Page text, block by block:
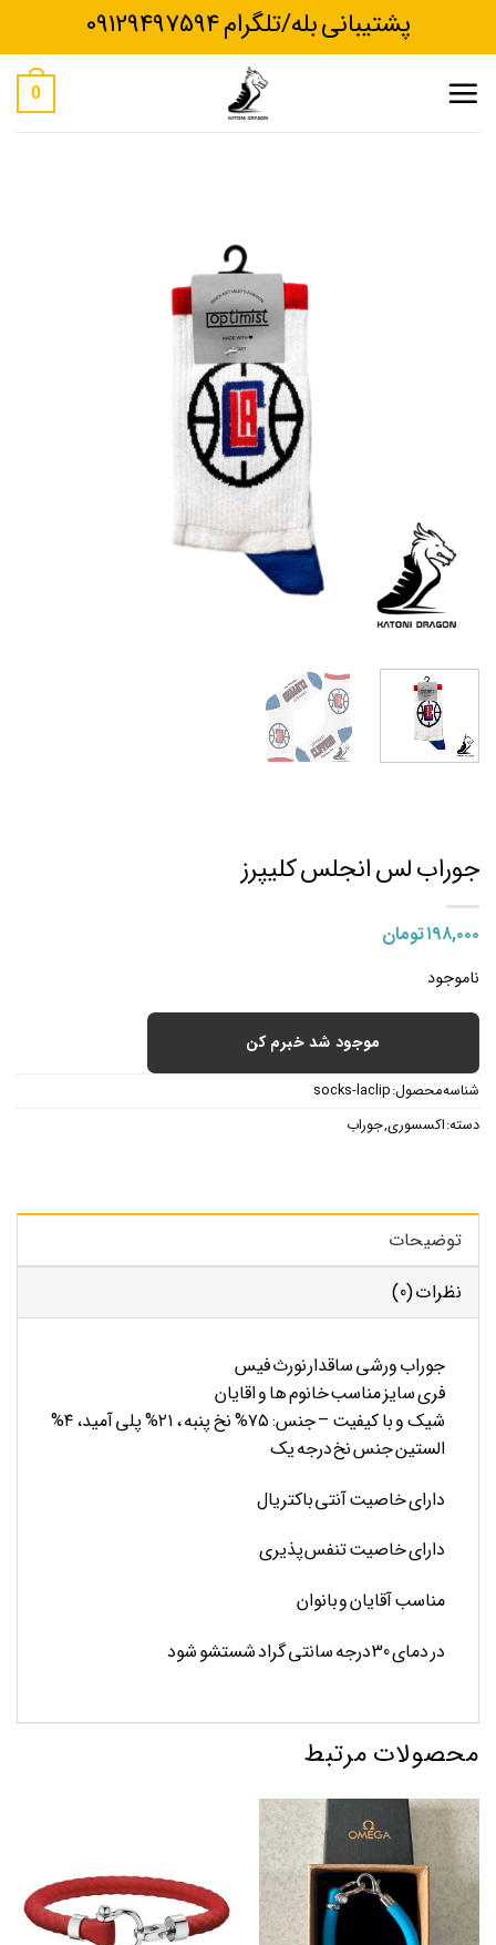
پشتیبانی بله/تلگرام 09129497594
0
جوراب لس انجلس کلیپرز
۱۹۸,۰۰۰تومان
ناموجود
موجود شد خبرم کن
شناسه محصول:socks-laclip
دسته:اکسسوری,جوراب
توضیحات
نظرات (0)
جوراب ورشی ساقدار نورث فیس
فری سایز مناسب خانوم ها و اقایان
شیک و با کیفیت – جنس: ۷۵% نخ پنبه ، ۲۱% پلی آمید، ۴%
الستین جنس نخ درجه یک
دارای خاصیت آنتی باکتریال
دارای خاصیت تنفس پذیری
مناسب آقایان و بانوان
در دمای 30 درجه سانتی گراد شستشو شود
محصولات مرتبط